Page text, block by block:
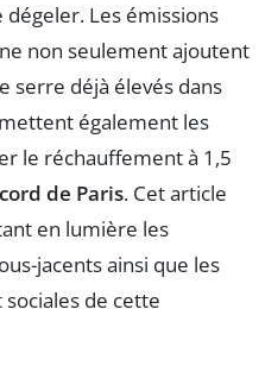
Les émissions
non seulement ajoutent
serre déjà élevés dans
également les
le réchauffement à 1,5
de Paris. Cet article
en lumière les
jacents ainsi que les
de cette